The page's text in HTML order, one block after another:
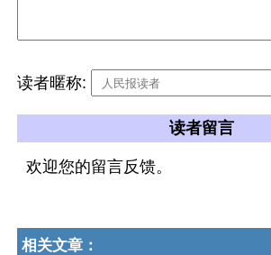
读者暱称:
读者留言
欢迎您的留言反馈。
相关文章：